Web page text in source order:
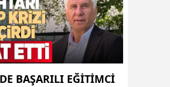
BAŞARILI EĞITIMCI